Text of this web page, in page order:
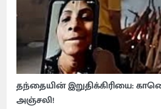
தந்தையின் இறுதிக்கிரியை:
அஞ்சலி!